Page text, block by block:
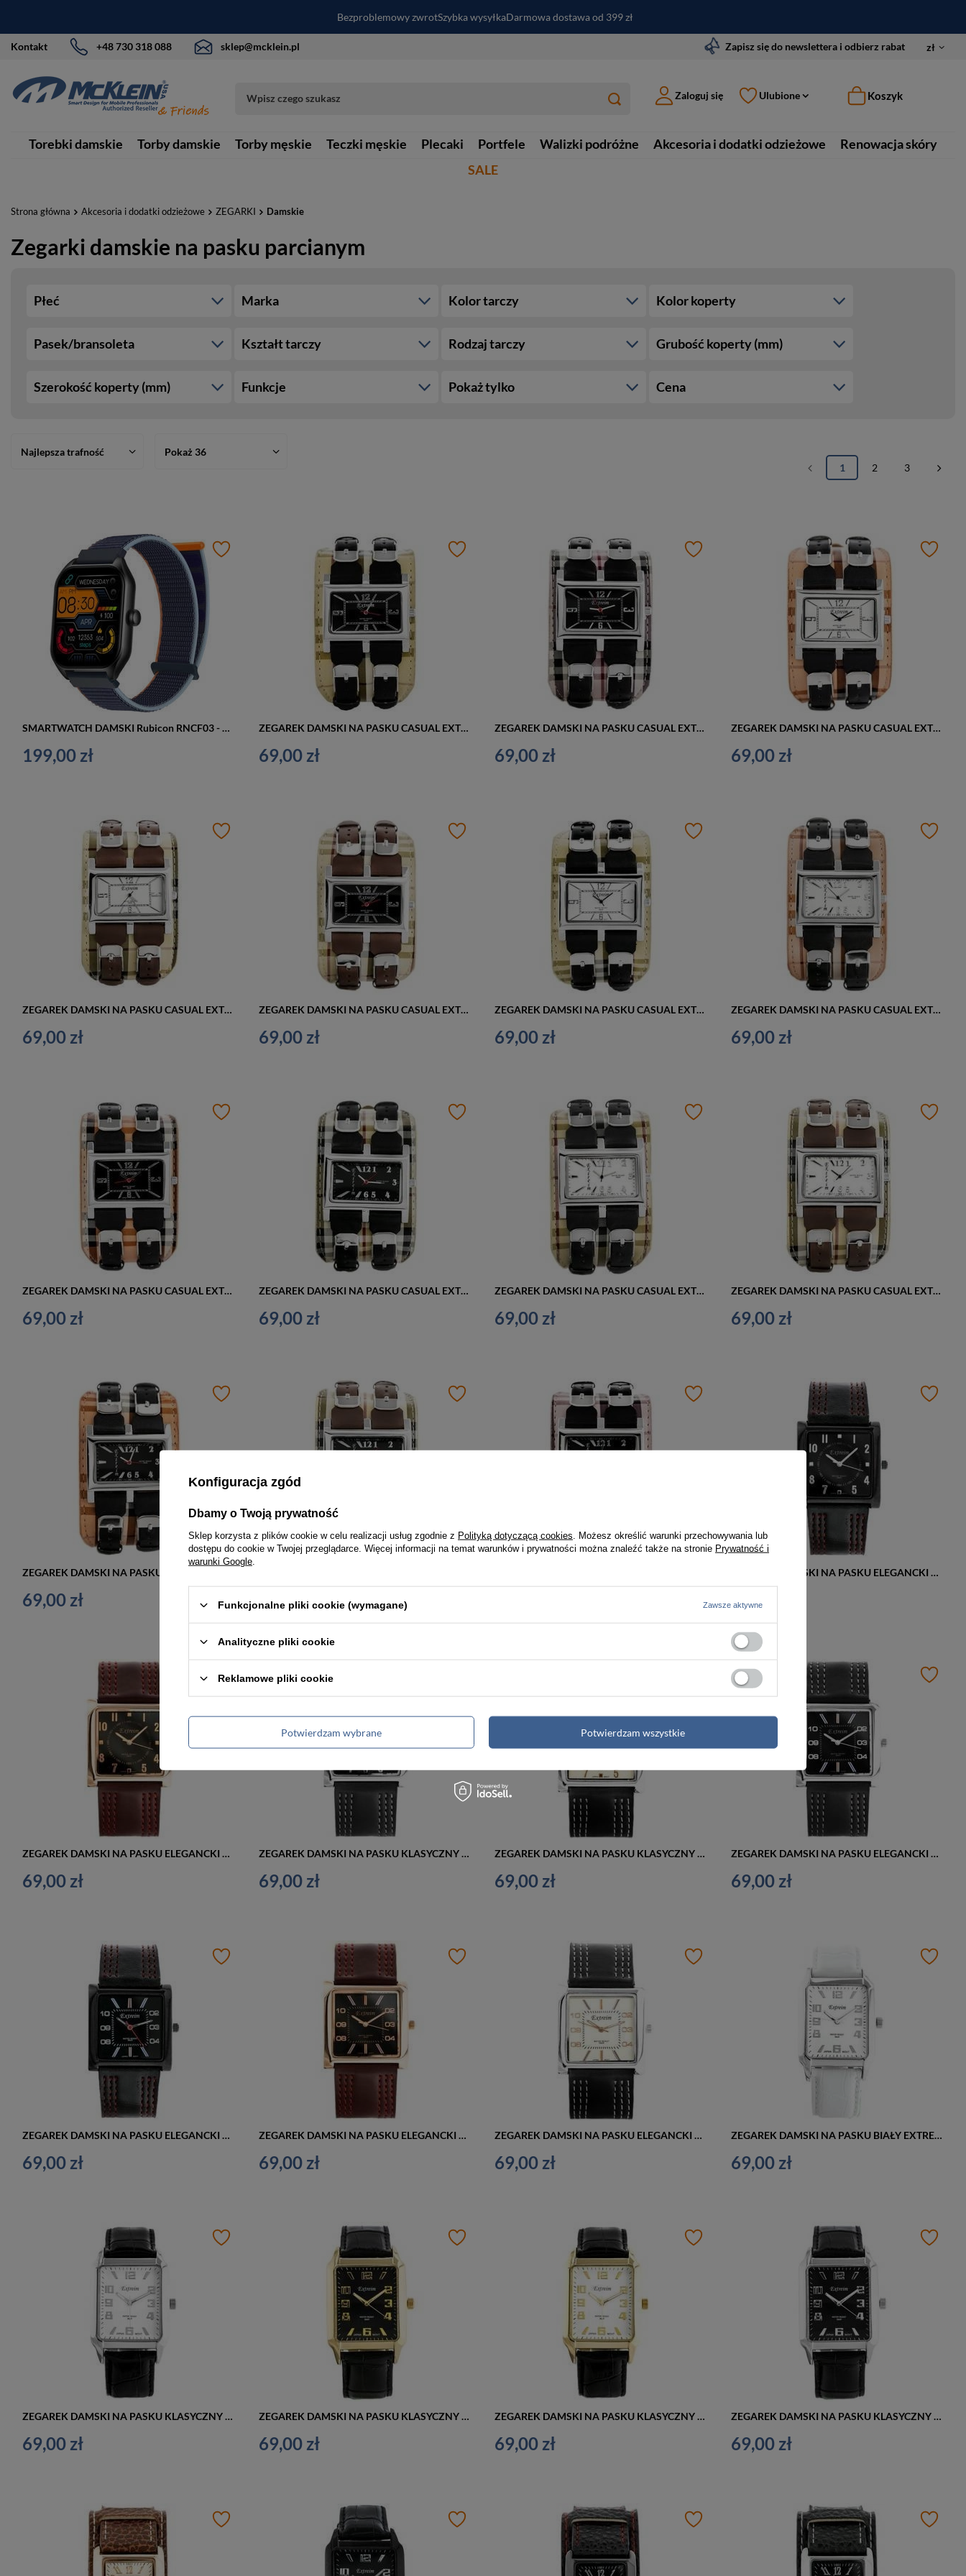
Bezproblemowy zwrotSzybka wysyłkaDarmowa dostawa od 399 zł
Kontakt +48 730 318 088 sklep@mcklein.pl Zapisz się do newslettera i odbierz rabat zł
Zaloguj się Ulubione Koszyk
Torebki damskie Torby damskie Torby męskie Teczki męskie Plecaki Portfele Walizki podróżne Akcesoria i dodatki odzieżowe
Renowacja skóry
SALE
Strona główna Akcesoria i dodatki odzieżowe ZEGARKI Damskie
Zegarki damskie na pasku parcianym
Płeć Marka Kolor tarczy Kolor koperty
Pasek/bransoleta Kształt tarczy Rodzaj tarczy Grubość koperty (mm)
Szerokość koperty (mm) Funkcje Pokaż tylko Cena
Najlepsza trafność
Pokaż 36
1
2 3
SMARTWATCH DAMSKI Rubicon RNCF03 - ROZMOWY BLUETOOTH, ALWAYS ON DISPLAY (sr049a)
199,00 zł
ZEGAREK DAMSKI NA PASKU CASUAL EXTREIM EXT-Y013B-6A (zx674f)
69,00 zł
ZEGAREK DAMSKI NA PASKU CASUAL EXTREIM EXT-Y013B-7A (zx674g)
69,00 zł
ZEGAREK DAMSKI NA PASKU CASUAL EXTREIM EXT-Y013B-2A (zx674b)
69,00 zł
ZEGAREK DAMSKI NA PASKU CASUAL EXTREIM EXT-Y013B-3A (zx674c)
69,00 zł
ZEGAREK DAMSKI NA PASKU CASUAL EXTREIM EXT-Y013B-4A (zx674d)
69,00 zł
ZEGAREK DAMSKI NA PASKU CASUAL EXTREIM EXT-Y013B-5A (zx674e)
69,00 zł
ZEGAREK DAMSKI NA PASKU CASUAL EXTREIM EXT-Y013A-7A (zx673g)
69,00 zł
ZEGAREK DAMSKI NA PASKU CASUAL EXTREIM EXT-Y013B-1A (zx674a)
69,00 zł
ZEGAREK DAMSKI NA PASKU CASUAL EXTREIM EXT-Y013A-6A (zx673f)
69,00 zł
ZEGAREK DAMSKI NA PASKU CASUAL EXTREIM EXT-Y013A-4A (zx673d)
69,00 zł
ZEGAREK DAMSKI NA PASKU CASUAL EXTREIM EXT-Y013A-5A (zx673e)
69,00 zł
69,00 zł 69,00 zł
ZEGAREK DAMSKI NA PASKU ELEGANCKI EXTREIM EXT-Y020B-3A (zx668c)
69,00 zł
ZEGAREK DAMSKI NA PASKU ELEGANCKI EXTREIM EXT-Y020B-4A (zx668d)
69,00 zł
ZEGAREK DAMSKI NA PASKU KLASYCZNY EXTREIM EXT-Y020B-2A (zx668b)
69,00 zł
ZEGAREK DAMSKI NA PASKU KLASYCZNY EXTREIM EXT-Y020B-1A (zx668a)
69,00 zł
ZEGAREK DAMSKI NA PASKU ELEGANCKI EXTREIM EXT-Y020A-2A (zx667b)
69,00 zł
ZEGAREK DAMSKI NA PASKU ELEGANCKI EXTREIM EXT-Y020A-3A (zx667c)
69,00 zł
ZEGAREK DAMSKI NA PASKU ELEGANCKI EXTREIM EXT-Y020A-4A (zx667d)
69,00 zł
ZEGAREK DAMSKI NA PASKU ELEGANCKI EXTREIM EXT-Y020A-1A (zx667a)
69,00 zł
ZEGAREK DAMSKI NA PASKU BIAŁY EXTREIM EXT-9417A-7A (zx666g)
69,00 zł
ZEGAREK DAMSKI NA PASKU KLASYCZNY EXTREIM EXT-9417A-3A (zx666c)
69,00 zł
ZEGAREK DAMSKI NA PASKU KLASYCZNY EXTREIM EXT-9417A-4A (zx666d)
69,00 zł
ZEGAREK DAMSKI NA PASKU KLASYCZNY EXTREIM EXT-9417A-5A (zx666e)
69,00 zł
ZEGAREK DAMSKI NA PASKU KLASYCZNY EXTREIM EXT-9417A-2A (zx666b)
69,00 zł
Konfiguracja zgód
Dbamy o Twoją prywatność
Sklep korzysta z plików cookie w celu realizacji usług zgodnie z Polityką dotyczącą cookies . Możesz określić warunki przechowywania lub
dostępu do cookie w Twojej przeglądarce. Więcej informacji na temat warunków i prywatności można znaleźć także na stronie Prywatność i
warunki Google
Funkcjonalne pliki cookie (wymagane) Zawsze aktywne
Analityczne pliki cookie
Reklamowe pliki cookie
Potwierdzam wybrane Potwierdzam wszystkie